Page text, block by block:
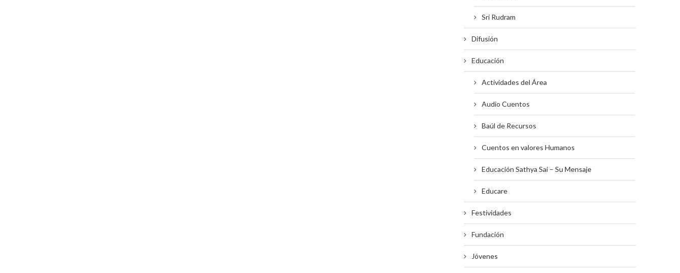
Sri Rudram
Difusión
Educación
Actividades del Área
Audio Cuentos
Baúl de Recursos
Cuentos en valores Humanos
Educación Sathya Sai – Su Mensaje
Educare
Festividades
Fundación
Jóvenes